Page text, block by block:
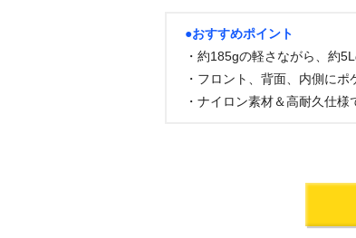
●おすすめポイント
・約185gの軽さながら、約
・フロント、背面、内側に
・ナイロン素材＆高耐久仕